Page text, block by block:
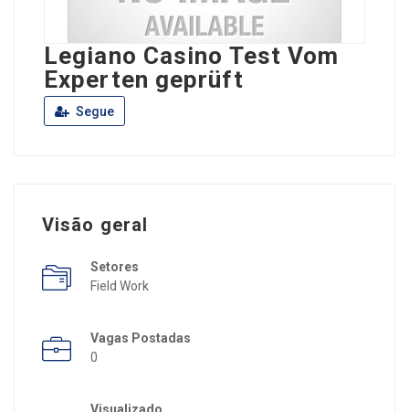
Legiano Casino Test Vom
Experten geprüft
Segue
Visão geral
Setores
Field Work
Vagas Postadas
0
Visualizado